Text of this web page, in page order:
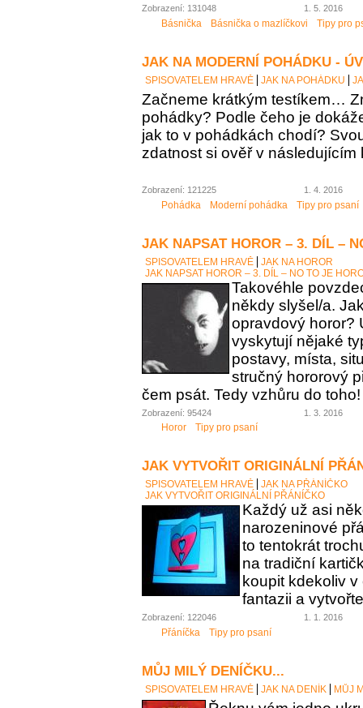
Zobrazení: 131048 1. 5. 2016
Básnička Básnička o mazlíčkovi Tipy pro
JAK NA MODERNÍ POHÁDKU -
SPISOVATELEM HRAVĚ JAK NA POHÁDKU
Začneme krátkým testíkem…
pohádky? Podle čeho je
jak to v pohádkách chodí?
zdatnost si ověř v následujícím
Zobrazení: 121225 1. 4. 2016
Pohádka Moderní pohádka Tipy pro psaní
JAK NAPSAT HOROR – 3. DÍL –
SPISOVATELEM HRAVĚ
JAK NA HOROR
JAK NAPSAT HOROR – 3. DÍL – NO TO JE
Takovéhle
někdy slyšel/a.
opravdový horor?
vyskytují nějaké
postavy, místa,
stručný hororový
čem psát. Tedy vzhůru do toho!
Zobrazení: 95424 1. 3. 2016
Horor Tipy pro psaní
JAK VYTVOŘIT ORIGINÁLNÍ
SPISOVATELEM HRAVĚ
JAK NA PŘÁNÍČKO
JAK VYTVOŘIT ORIGINÁLNÍ PŘÁNÍČKO
Každý už asi
narozeninové
to tentokrát
na tradiční
koupit kdekoliv
fantazii a
Zobrazení: 122046 1. 1. 2016
Přáníčka Tipy pro psaní
MŮJ MILÝ DENÍČKU...
SPISOVATELEM HRAVĚ JAK NA DENÍK MŮJ